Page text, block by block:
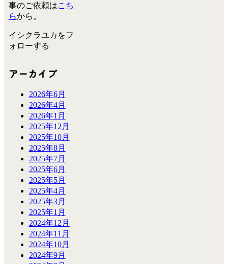
事のご依頼はこち
らから。
イシクラユカをフ
ォローする
アーカイブ
2026年6月
2026年4月
2026年1月
2025年12月
2025年10月
2025年8月
2025年7月
2025年6月
2025年5月
2025年4月
2025年3月
2025年1月
2024年12月
2024年11月
2024年10月
2024年9月